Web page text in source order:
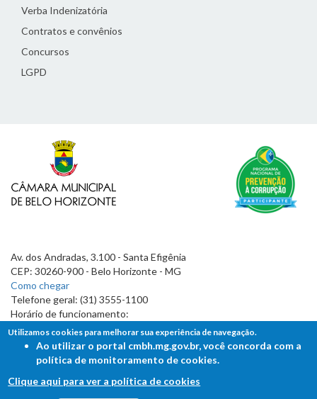
Verba Indenizatória
Contratos e convênios
Concursos
LGPD
Av. dos Andradas, 3.100 - Santa Efigênia
CEP: 30260-900 - Belo Horizonte - MG
Como chegar
Telefone geral: (31) 3555-1100
Horário de funcionamento:
7h às 19h
Utilizamos cookies para melhorar sua experiência de navegação.
Ao utilizar o portal cmbh.mg.gov.br, você concorda com a
política de monitoramento de cookies.
Clique aqui para ver a política de cookies